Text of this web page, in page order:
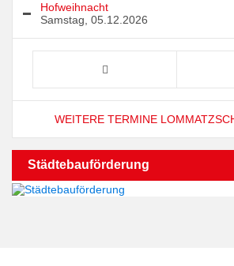
Hofweihnacht
Samstag, 05.12.2026
WEITERE TERMINE
Städtebauförderung